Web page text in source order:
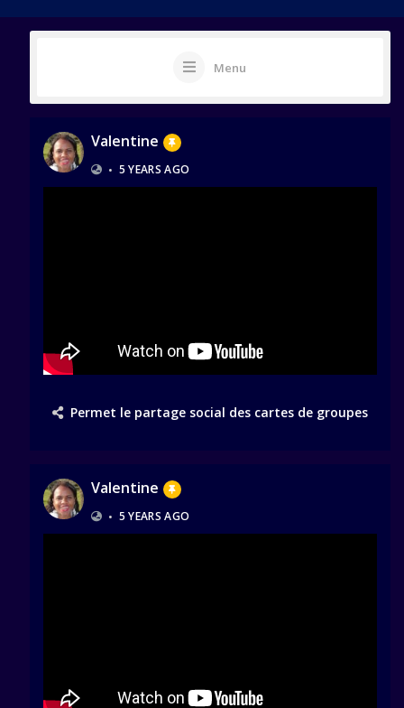
Menu
Valentine
• 5 YEARS AGO
Permet le partage social des cartes de groupes
Valentine
• 5 YEARS AGO